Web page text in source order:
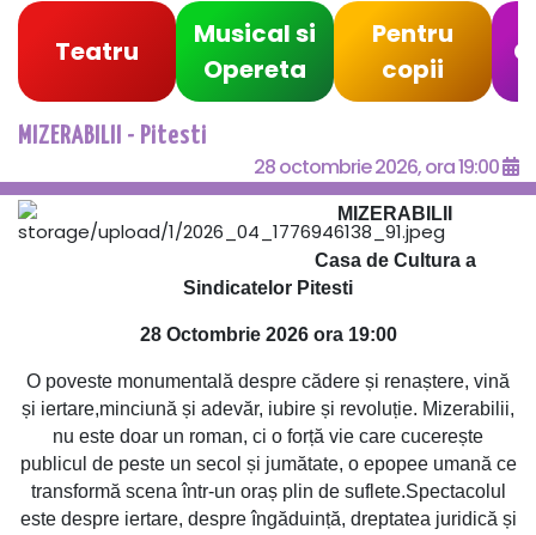
Teatru
Musical si
Opereta
Pentru
copii
MIZERABILII - Pitesti
28 octombrie 2026, ora 19:00
MIZERABILII
Casa de Cultura a
Sindicatelor Pitesti
28 Octombrie 2026 ora 19:00
O poveste monumentală despre cădere și renaștere, vină
și iertare,minciună și adevăr, iubire și revoluție. Mizerabilii,
nu este doar un roman, ci o forță vie care cucerește
publicul de peste un secol și jumătate, o epopee umană ce
transformă scena într-un oraș plin de suflete.Spectacolul
este despre iertare, despre îngăduință, dreptatea juridică și